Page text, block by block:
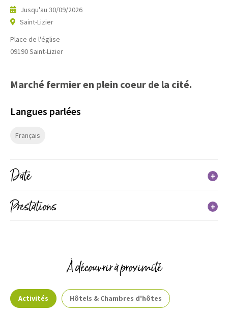
Jusqu'au 30/09/2026
Saint-Lizier
Place de l'église
09190Saint-Lizier
Marché fermier en plein coeur de la cité.
Langues parlées
Français
Date
Prestations
À découvrir à proximité
Activités Hôtels & Chambres d'hôtes